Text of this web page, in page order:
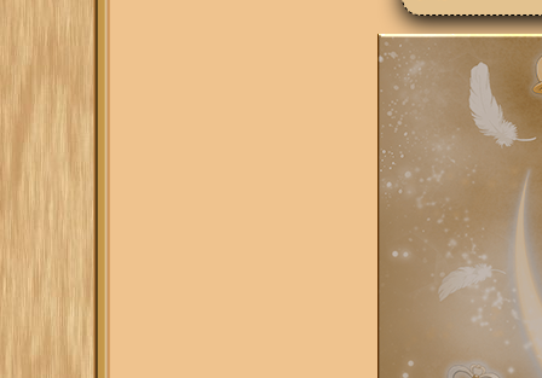
[s][/s]
☆ [url=http://
[s][/s]
☆ [url=http://
[s][/s]
☆ [url=http://
[/i][/align][/
[s][/s]
☆ Ламбо Бовино
[u][/u]
☆ Реборн
[s][/s]
☆
[s][/s]